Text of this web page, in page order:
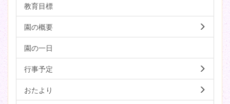
教育目標
園の概要
園の一日
行事予定
おたより